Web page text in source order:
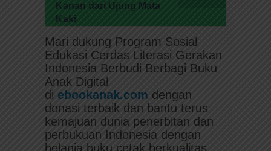
Kanan dari Ujung Mata
Kaki
Mari dukung Program Sosial
Edukasi Cerdas Literasi Gerakan
Indonesia Berbudi Berbagi Buku
Anak Digital
di ebookanak.com dengan
donasi terbaik dan bantu terus
kemajuan dunia penerbitan dan
perbukuan Indonesia dengan
belanja buku cetak berkualitas